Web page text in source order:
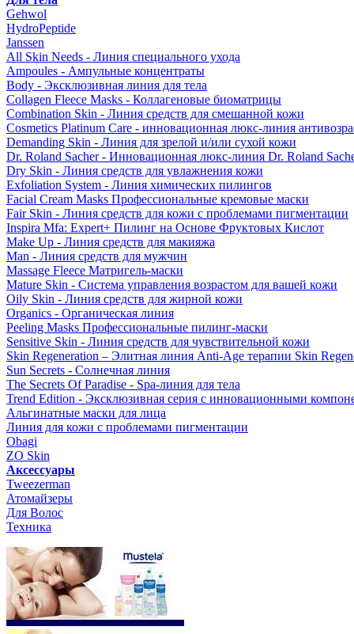
Gehwol
HydroPeptide
Janssen
All Skin Needs - Линия специального ухода
Ampoules - Ампульные концентраты
Body - Эксклюзивная линия для тела
Collagen Fleece Masks - Коллагеновые биоматрицы
Combination Skin - Линия средств для смешанной кожи
Cosmetics Platinum Care - инновационная люкс-линия
Demanding Skin - Линия для зрелой и/или сухой кожи
Dr. Roland Sacher - Инновационная люкс-линия Dr. Roland
Dry Skin - Линия средств для увлажнения кожи
Exfoliation System - Линия химических пилингов
Facial Cream Masks Профессиональные кремовые маски
Fair Skin - Линия средств для кожи с проблемами пигментации
Inspira Mfa: Expert+ Пилинг на Основе Фруктовых Кислот
Make Up - Линия средств для макияжа
Man - Линия средств для мужчин
Massage Fleece Матригель-маски
Mature Skin - Система управления возрастом для вашей кожи
Oily Skin - Линия средств для жирной кожи
Organics - Органическая линия
Peeling Masks Профессиональные пилинг-маски
Sensitive Skin - Линия средств для чувствительной кожи
Skin Regeneration – Элитная линия Anti-Age терапии Skin
Sun Secrets - Солнечная линия
The Secrets Of Paradise - Spa-линия для тела
Trend Edition - Эксклюзивная серия с инновационными
Альгинатные маски для лица
Линия для кожи с проблемами пигментации
Obagi
ZO Skin
Aксессуары
Tweezerman
Атомайзеры
Для Волос
Техника